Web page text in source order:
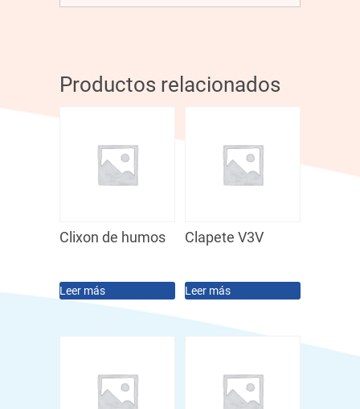
Productos relacionados
Clixon de humos
Leer más
Clapete V3V
Leer más